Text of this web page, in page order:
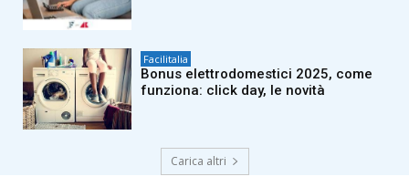
Facilitalia
Bonus elettrodomestici 2025, come
funziona: click day, le novità
Carica altri